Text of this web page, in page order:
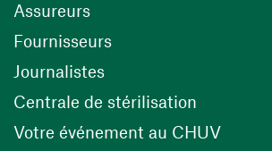
Assureurs
Fournisseurs(ouvre une nouvelle
Journalistes
Centrale de stérilisation (ouvre
Votre événement au CHUV